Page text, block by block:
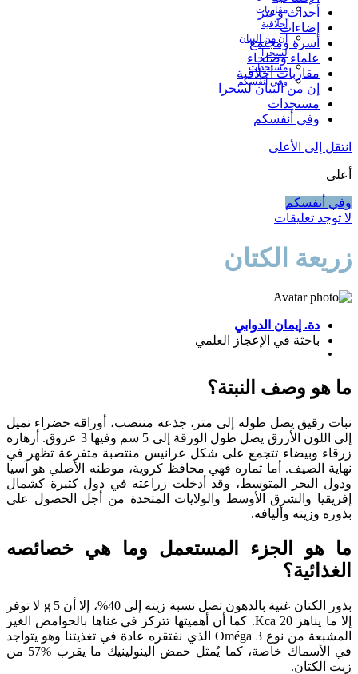
مقاربات
أخلاقية
إن من البيان
لسحرا
مستجدات
وفي أنفسكم
أحداث وعبر
إضاءات
أسرة ومجتمع
علماء وصلحاء
مقاربات أخلاقية
إن من البيان لسحرا
مستجدات
وفي أنفسكم
إلى الأعلى
تعليقات
الكتان
دة. إيمان الدوابي
باحثة في الإعجاز العلمي
وصف النبتة؟
رقيق يصل طوله إلى متر، جذعه منتصب، أوراقه خضراء تميل
إلى اللون الأزرق يصل طول الورقة إلى 5 سم وفيها 3 عروق. أزهاره
وبيضاء تتجمع على شكل عرانيس منتصبة متفرعة تظهر في
الصيف. أما ثماره فهي محافظ كروية، موطنه الأصلي هو آسيا
البحر المتوسط، وقد أدخلت زراعته في دول كثيرة كشمال
والشرق الأوسط والولايات المتحدة من أجل الحصول على
وزيته وأليافه.
هو الجزء المستعمل وما هي خصائصه
بذور الكتان غنية بالدهون تصل نسبة زيته إلى 40%، إلا أن 5 g لا توفر
إلا ما يناهز 20 Kca. كما أن أهميتها تتركز في غناها بالحوامض الغير
المشبعة من نوع Oméga 3 الذي نفتقره عادة في تغذيتنا وهو يتواجد
في الأسماك خاصة، كما يُمثل حمض الينولينيك ما يقرب %57 من